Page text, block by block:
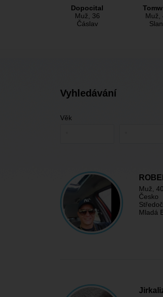
Dopocital
Muž, 36
Čáslav
Muž,
Vyhledávání
Věk
Muž , 40
Česko
Mladá